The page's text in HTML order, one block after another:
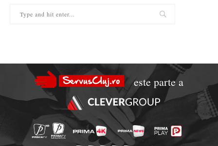
este parte a